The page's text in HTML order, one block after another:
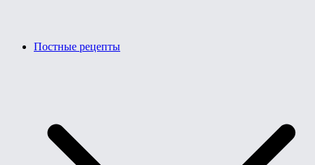
Постные рецепты